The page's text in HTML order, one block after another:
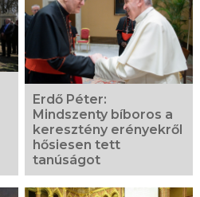
Erdő Péter:
Mindszenty bíboros a
keresztény erényekről
hősiesen tett
tanúságot